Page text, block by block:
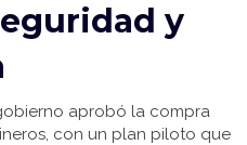
y
aprobó la compra
con un plan piloto que